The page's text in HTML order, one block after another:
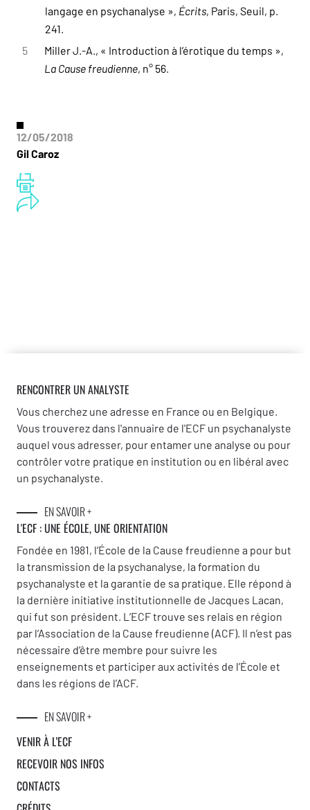
12/05/2018
Gil Caroz
langage en psychanalyse », Écrits, Paris, Seuil, p.
241.
5
Miller J.-A., « Introduction à l’érotique du temps »,
La Cause freudienne, n° 56.
RENCONTRER UN ANALYSTE
Vous cherchez une adresse en France ou en Belgique.
Vous trouverez dans l'annuaire de l'ECF un psychanalyste
auquel vous adresser, pour entamer une analyse ou pour
contrôler votre pratique en institution ou en libéral avec
un psychanalyste.
EN SAVOIR +
L'ECF : UNE ÉCOLE, UNE ORIENTATION
Fondée en 1981, l’École de la Cause freudienne a pour but
la transmission de la psychanalyse, la formation du
psychanalyste et la garantie de sa pratique. Elle répond à
la dernière initiative institutionnelle de Jacques Lacan,
qui fut son président. L’ECF trouve ses relais en région
par l’Association de la Cause freudienne (ACF). Il n’est pas
nécessaire d’être membre pour suivre les
enseignements et participer aux activités de l’École et
dans les régions de l’ACF.
EN SAVOIR +
VENIR À L’ECF
RECEVOIR NOS INFOS
CONTACTS